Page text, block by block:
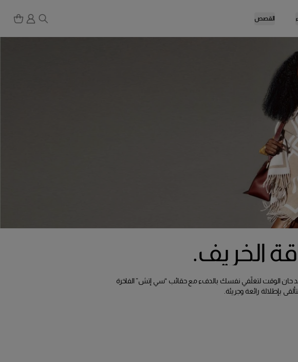
القصص
الخريف.
حان الوقت لتغلّفي نفسك بالدفء مع حقائب “سي إتش” الفاخرة